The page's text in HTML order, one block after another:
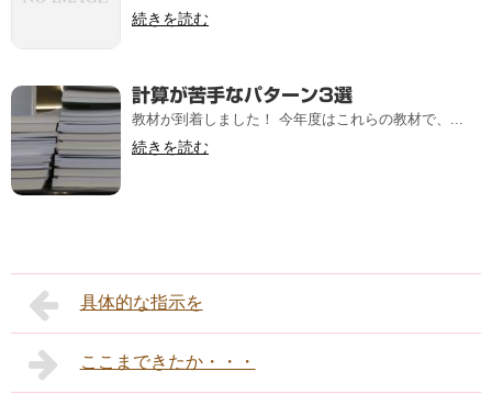
続きを読む
計算が苦手なパターン3選
教材が到着しました！ 今年度はこれらの教材で、...
続きを読む
具体的な指示を
ここまできたか・・・